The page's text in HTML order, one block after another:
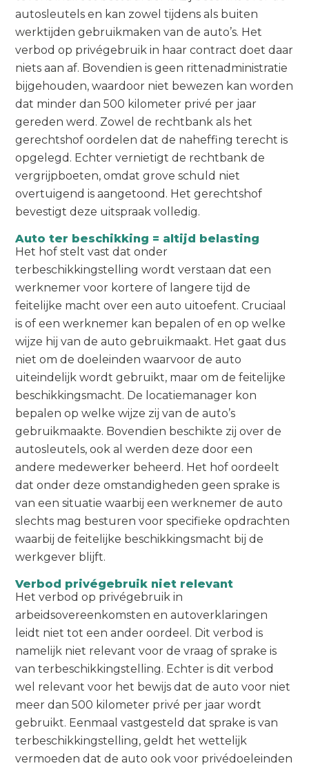
autosleutels en kan zowel tijdens als buiten
werktijden gebruikmaken van de auto’s. Het
verbod op privégebruik in haar contract doet daar
niets aan af. Bovendien is geen rittenadministratie
bijgehouden, waardoor niet bewezen kan worden
dat minder dan 500 kilometer privé per jaar
gereden werd. Zowel de rechtbank als het
gerechtshof oordelen dat de naheffing terecht is
opgelegd. Echter vernietigt de rechtbank de
vergrijpboeten, omdat grove schuld niet
overtuigend is aangetoond. Het gerechtshof
bevestigt deze uitspraak volledig.
Auto ter beschikking = altijd belasting
Het hof stelt vast dat onder
terbeschikkingstelling wordt verstaan dat een
werknemer voor kortere of langere tijd de
feitelijke macht over een auto uitoefent. Cruciaal
is of een werknemer kan bepalen of en op welke
wijze hij van de auto gebruikmaakt. Het gaat dus
niet om de doeleinden waarvoor de auto
uiteindelijk wordt gebruikt, maar om de feitelijke
beschikkingsmacht. De locatiemanager kon
bepalen op welke wijze zij van de auto’s
gebruikmaakte. Bovendien beschikte zij over de
autosleutels, ook al werden deze door een
andere medewerker beheerd. Het hof oordeelt
dat onder deze omstandigheden geen sprake is
van een situatie waarbij een werknemer de auto
slechts mag besturen voor specifieke opdrachten
waarbij de feitelijke beschikkingsmacht bij de
werkgever blijft.
Verbod privégebruik niet relevant
Het verbod op privégebruik in
arbeidsovereenkomsten en autoverklaringen
leidt niet tot een ander oordeel. Dit verbod is
namelijk niet relevant voor de vraag of sprake is
van terbeschikkingstelling. Echter is dit verbod
wel relevant voor het bewijs dat de auto voor niet
meer dan 500 kilometer privé per jaar wordt
gebruikt. Eenmaal vastgesteld dat sprake is van
terbeschikkingstelling, geldt het wettelijk
vermoeden dat de auto ook voor privédoeleinden